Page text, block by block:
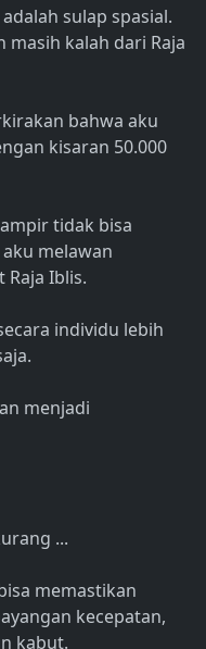
sulap spasial.
kalah dari Raja
bahwa aku
kisaran 50.000
tidak bisa
melawan
Iblis.
individu lebih
menjadi
...
memastikan
kecepatan,
kabut.